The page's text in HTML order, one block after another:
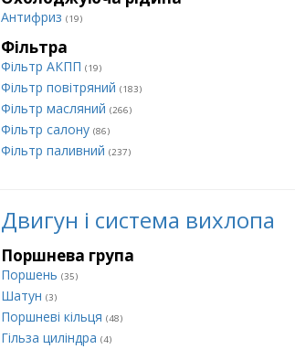
Антифриз (19)
Фільтра
Фільтр АКПП (19)
Фільтр повітряний (183)
Фільтр масляний (266)
Фільтр салону (86)
Фільтр паливний (237)
Двигун і система вихлопа
Поршнева група
Поршень (35)
Шатун (3)
Поршневі кільця (48)
Гільза циліндра (4)